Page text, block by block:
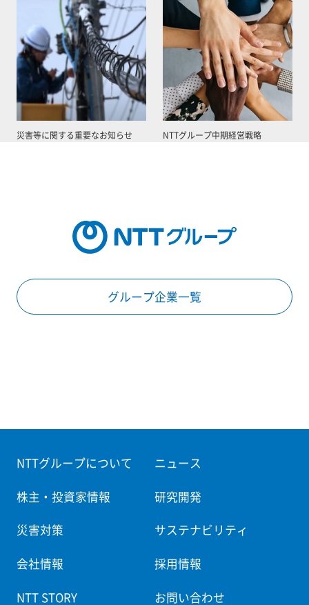
災害等に関する重要なお知らせ NTTグループ中期経営戦略
グループ企業一覧
NTTグループについて ニュース
株主・投資家情報 研究開発
災害対策 サステナビリティ
会社情報 採用情報
NTT STORY お問い合わせ